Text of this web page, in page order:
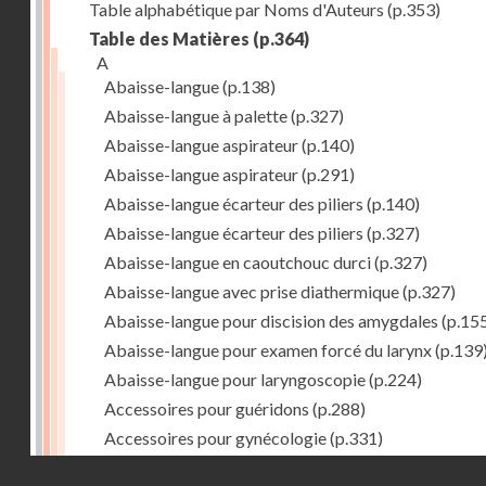
Table alphabétique par Noms d'Auteurs (p.353)
Table des Matières (p.364)
A
Abaisse-langue(p.138)
Abaisse-langue à palette(p.327)
Abaisse-langue aspirateur(p.140)
Abaisse-langue aspirateur(p.291)
Abaisse-langue écarteur des piliers (p.140)
Abaisse-langue écarteur des piliers (p.327)
Abaisse-langue en caoutchouc durci(p.327)
Abaisse-langue avec prise diathermique(p.327)
Abaisse-langue pour discision des amygdales
Abaisse-langue pour examen forcé du larynx
Abaisse-langue pour laryngoscopie(p.224)
Accessoires pour guéridons (p.288)
Accessoires pour gynécologie(p.331)